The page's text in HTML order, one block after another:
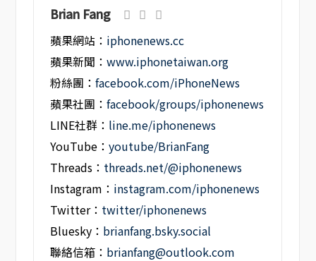
Brian Fang
蘋果網站： iphonenews.cc
蘋果新聞：www.iphonetaiwan.org
粉絲團：facebook.com/iPhoneNews
蘋果社團：facebook/groups/iphonenews
LINE社群： line.me/iphonenews
YouTube：youtube/BrianFang
Threads： threads.net/@iphonenews
Instagram： instagram.com/iphonenews
Twitter： twitter/iphonenews
Bluesky： brianfang.bsky.social
聯絡信箱： brianfang@outlook.com